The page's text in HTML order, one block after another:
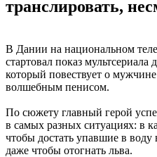
транслировать,
В Дании на национальном
стартовал показ мультсериала
который повествует о
волшебным пенисом.
По сюжету главный герой
в самых разных ситуациях: в
чтобы достать упавшие в
даже чтобы отогнать льва.